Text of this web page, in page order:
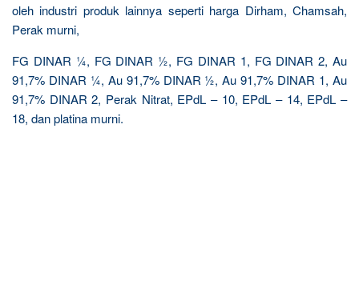
oleh industri produk lainnya seperti harga Dirham, Chamsah,
Perak murni,
FG DINAR ¼, FG DINAR ½, FG DINAR 1, FG DINAR 2, Au
91,7% DINAR ¼, Au 91,7% DINAR ½, Au 91,7% DINAR 1, Au
91,7% DINAR 2, Perak Nitrat, EPdL – 10, EPdL – 14, EPdL –
18, dan platina murni.